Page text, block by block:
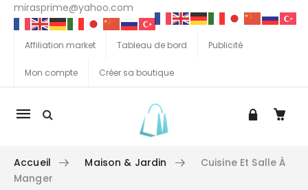
mirasprime@yahoo.com
Affiliation market Tableau de bord Publicité
Mon compte Créer sa boutique
La
Mobile
Accueil Maison & Jardin
Cuisine Et Salle À
Manger